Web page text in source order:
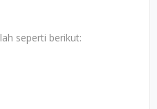
seperti berikut: